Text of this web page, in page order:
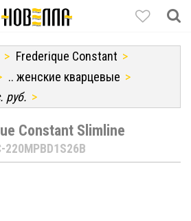
Frederique Constant
.. женские кварцевые
руб.
Constant Slimline
220MPBD1S26B